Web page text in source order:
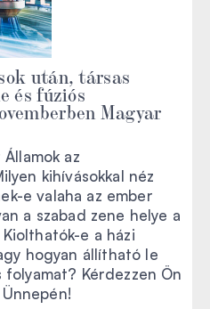
után, társas
és fúziós
Magyar
az
kihívásokkal néz
e valaha az ember
a szabad zene helye a
e a házi
hogyan állítható le
Kérdezzen Ön